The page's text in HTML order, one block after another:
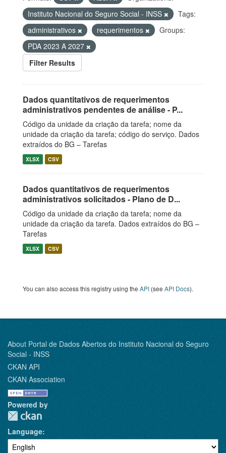
Instituto Nacional do Seguro Social - INSS
Tags:
administrativos
requerimentos
Groups:
PDA 2023 A 2027
Filter Results
Dados quantitativos de requerimentos
administrativos pendentes de análise - P...
Código da unidade da criação da tarefa; nome da
unidade da criação da tarefa; código do serviço. Dados
extraídos do BG – Tarefas
XLSX CSV
Dados quantitativos de requerimentos
administrativos solicitados - Plano de D...
Código da unidade da criação da tarefa; nome da
unidade da criação da tarefa. Dados extraídos do BG –
Tarefas
XLSX CSV
You can also access this registry using the API (see API Docs).
About Portal de Dados Abertos do Instituto Nacional do Seguro
Social - INSS
CKAN API
CKAN Association
Powered by
Language